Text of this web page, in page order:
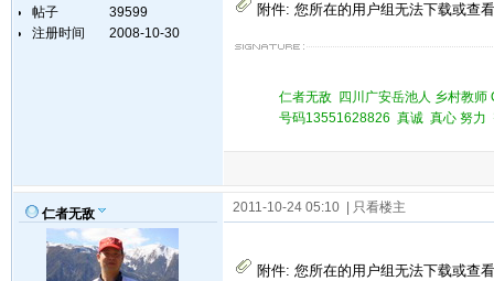
帖子
39599
注册时间
2008-10-30
附件: 您所在的用户组无法下载或查
仁者无敌 四川广安岳池人 乡村教
号码13551628826 真诚 真心 努
仁者无敌 2011-10-24 05:10 | 只看楼主
附件: 您所在的用户组无法下载或查